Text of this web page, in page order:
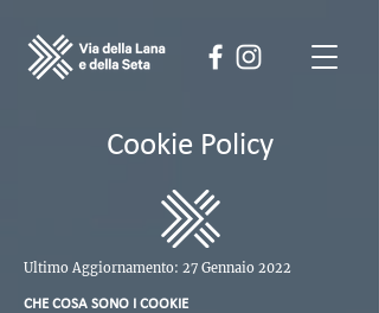
Cookie Policy
Ultimo Aggiornamento: 27 Gennaio 2022
CHE COSA SONO I COOKIE